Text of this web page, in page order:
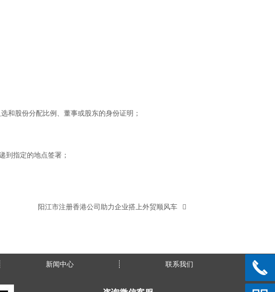
和股份分配比例、董事或股东的身份证明；
到指定的地点签署；
阳江市注册香港公司助力企业搭上外贸顺风车
新闻中心 联系我们